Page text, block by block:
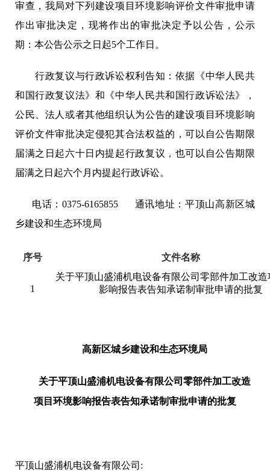
审查，我局对下列建设项目环境影响评价文件审批申请
作出审批决定，现将作出的审批决定予以公告，公示
期：本公告公示之日起5个工作日。
行政复议与行政诉讼权利告知：依据《中华人民共
和国行政复议法》和《中华人民共和国行政诉讼法》，
公民、法人或者其他组织认为公告的建设项目环境影响
评价文件审批决定侵犯其合法权益的，可以自公告期限
届满之日起六十日内提起行政复议，也可以自公告期限
届满之日 起六个月内提起行政诉讼。
电话：0375-6165855 通讯地址：平顶山高新区城
乡建设和生态环境局
序号 文件名称
1
关于平顶山盛浦机电设备有限公司零部件加工改造
影响报告表告知承诺制审批申请的批复
高新区城乡建设和生态环境局
关于平顶山盛浦机电设备有限公司零部件加工改造
项目环境影响报告表告知承诺制审批申请的批复
平顶山盛浦机电设备有限公司: